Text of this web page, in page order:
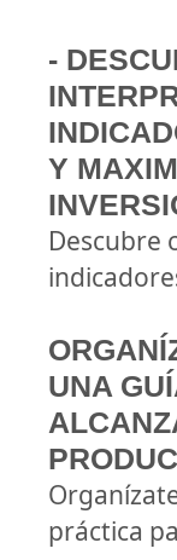
-
Y
Descubre
UNA
práctica